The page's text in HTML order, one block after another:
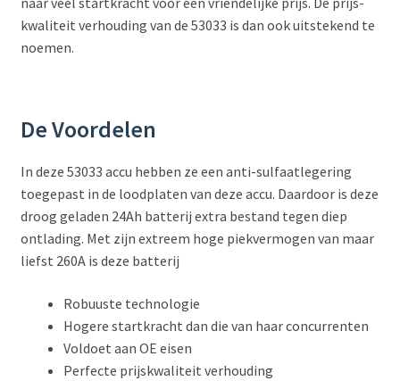
kwaliteit verhouding van de 53033 is dan ook uitstekend te
noemen.
De Voordelen
In deze 53033 accu hebben ze een anti-sulfaatlegering
toegepast in de loodplaten van deze accu. Daardoor is deze
droog geladen 24Ah batterij extra bestand tegen diep
ontlading. Met zijn extreem hoge piekvermogen van maar
liefst 260A is deze batterij
Robuuste technologie
Hogere startkracht dan die van haar concurrenten
Voldoet aan OE eisen
Perfecte prijskwaliteit verhouding